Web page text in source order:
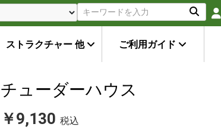
ストラクチャー 他 ご利用ガイド
チューダーハウス
￥9,130 税込